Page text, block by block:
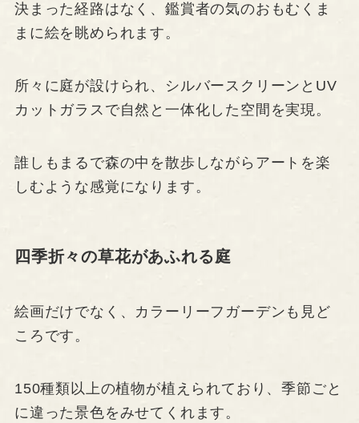
決まった経路はなく、鑑賞者の気のおもむくま
まに絵を眺められます。
所々に庭が設けられ、シルバースクリーンとUV
カットガラスで自然と一体化した空間を実現。
誰しもまるで森の中を散歩しながらアートを楽
しむような感覚になります。
四季折々の草花があふれる庭
絵画だけでなく、カラーリーフガーデンも見ど
ころです。
150種類以上の植物が植えられており、季節ごと
に違った景色をみせてくれます。